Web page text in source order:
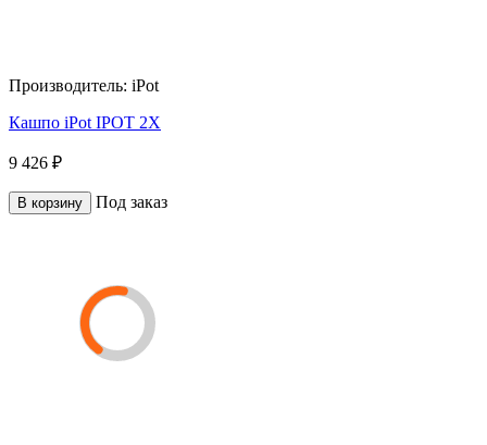
Производитель: iPot
Кашпо iPot IPOT 2X
9 426 ₽
В корзину Под заказ